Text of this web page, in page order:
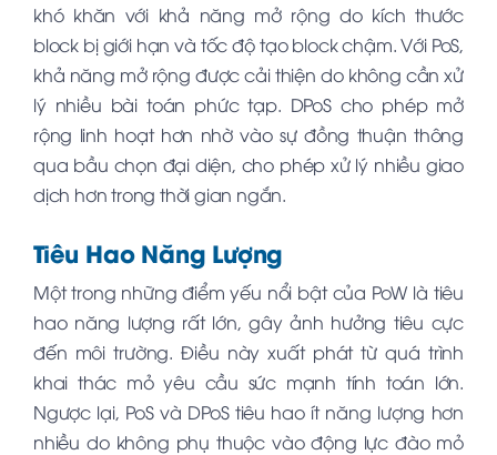
khó khăn với khả năng mở rộng do kích thước
block bị giới hạn và tốc độ tạo block chậm. Với PoS,
khả năng mở rộng được cải thiện do không cần xử
lý nhiều bài toán phức tạp. DPoS cho phép mở
rộng linh hoạt hơn nhờ vào sự đồng thuận thông
qua bầu chọn đại diện, cho phép xử lý nhiều giao
dịch hơn trong thời gian ngắn.
Tiêu Hao Năng Lượng
Một trong những điểm yếu nổi bật của PoW là tiêu
hao năng lượng rất lớn, gây ảnh hưởng tiêu cực
đến môi trường. Điều này xuất phát từ quá trình
khai thác mỏ yêu cầu sức mạnh tính toán lớn.
Ngược lại, PoS và DPoS tiêu hao ít năng lượng hơn
nhiều do không phụ thuộc vào động lực đào mỏ